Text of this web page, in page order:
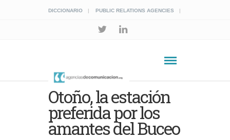
DICCIONARIO PUBLIC RELATIONS AGENCIES
Otoño, la estación
preferida por los
amantes del Buceo